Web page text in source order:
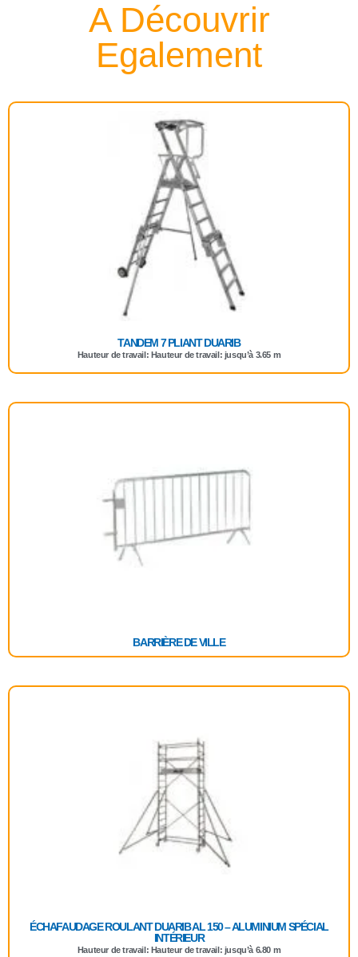
A Découvrir
Egalement
TANDEM 7 PLIANT DUARIB
Hauteur de travail: Hauteur de travail: jusqu’à 3.65 m
BARRIÈRE DE VILLE
ÉCHAFAUDAGE ROULANT DUARIB AL 150 – ALUMINIUM SPÉCIAL
INTÉRIEUR
Hauteur de travail: Hauteur de travail: jusqu’à 6.80 m